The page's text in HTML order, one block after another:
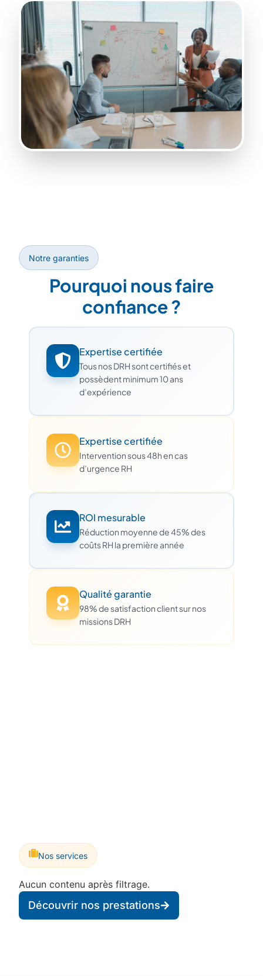
Notre garanties
Pourquoi nous faire
confiance ?
Expertise certifiée
Tous nos DRH sont certifiés et
possèdent minimum 10 ans
d’expérience
Expertise certifiée
Intervention sous 48h en cas
d’urgence RH
ROI mesurable
Réduction moyenne de 45% des
coûts RH la première année
Qualité garantie
98% de satisfaction client sur nos
missions DRH
Nos services
Aucun contenu après filtrage.
Découvrir nos prestations